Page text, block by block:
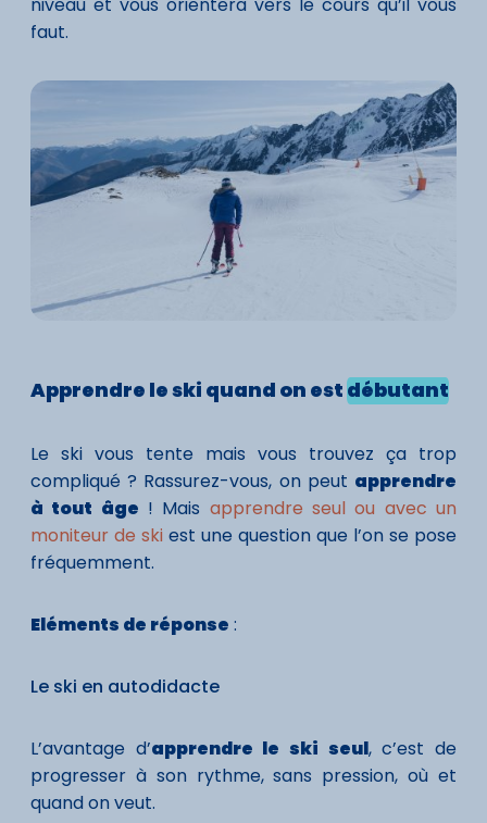
niveau et vous orientera vers le cours qu’il vous
faut.
Apprendre le ski quand on estdébutant
Le ski vous tente mais vous trouvez ça trop
compliqué ? Rassurez-vous, on peut apprendre
à tout âge ! Mais apprendre seul ou avec un
moniteur de ski est une question que l’on se pose
fréquemment.
Eléments de réponse :
Le ski en autodidacte
L’avantage d’apprendre le ski seul, c’est de
progresser à son rythme, sans pression, où et
quand on veut.